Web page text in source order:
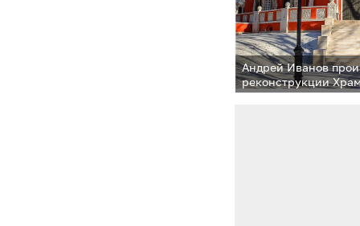
Андрей Иванов
реконструкции
Нерукотворного